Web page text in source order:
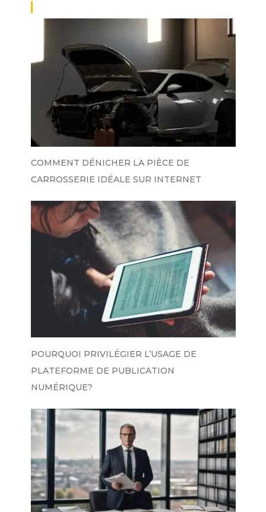
COMMENT DÉNICHER LA PIÈCE DE
CARROSSERIE IDÉALE SUR INTERNET
POURQUOI PRIVILÉGIER L’USAGE DE
PLATEFORME DE PUBLICATION
NUMÉRIQUE?